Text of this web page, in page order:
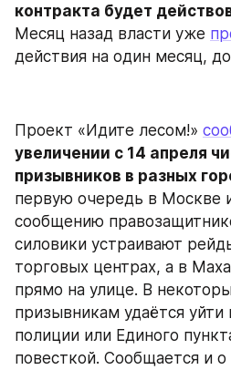
контракта будет
Месяц назад власти уже
действия на один месяц,
Проект «Идите лесом!»
увеличении с 14 апреля
призывников в разных
первую очередь в Москве
сообщению
силовики устраивают
торговых центрах, а в
прямо на улице. В
призывникам удаётся уйти
полиции или Единого
повесткой. Сообщается и